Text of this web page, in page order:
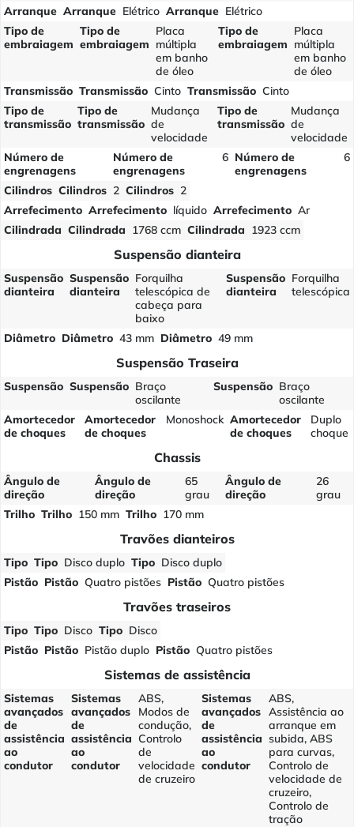
Arranque Arranque Elétrico Arranque Elétrico
Tipo de
embraiagem
Tipo de
embraiagem
Placa
múltipla
em banho
de óleo
Tipo de
embraiagem
Placa
múltipla
em banho
de óleo
Transmissão Transmissão Cinto Transmissão Cinto
Tipo de
transmissão
Tipo de
transmissão
Mudança
de
velocidade
Tipo de
transmissão
Mudança
de
velocidade
Número de
engrenagens
Número de
engrenagens
6 Número de
engrenagens
6
Cilindros Cilindros 2 Cilindros 2
Arrefecimento Arrefecimento líquido Arrefecimento Ar
Cilindrada Cilindrada 1768 ccm Cilindrada 1923 ccm
Suspensão dianteira
Suspensão
dianteira
Suspensão
dianteira
Forquilha
telescópica de
cabeça para
baixo
Suspensão
dianteira
Forquilha
telescópica
Diâmetro Diâmetro 43 mm Diâmetro 49 mm
Suspensão Traseira
Suspensão Suspensão Braço
oscilante
Suspensão Braço
oscilante
Amortecedor
de choques
Amortecedor
de choques
Monoshock Amortecedor
de choques
Duplo
choque
Chassis
Ângulo de
direção
Ângulo de
direção
65
grau
Ângulo de
direção
26
grau
Trilho Trilho 150 mm Trilho 170 mm
Travões dianteiros
Tipo Tipo Disco duplo Tipo Disco duplo
Pistão Pistão Quatro pistões Pistão Quatro pistões
Travões traseiros
Tipo Tipo Disco Tipo Disco
Pistão Pistão Pistão duplo Pistão Quatro pistões
Sistemas de assistência
Sistemas
avançados
de
assistência
ao
condutor
Sistemas
avançados
de
assistência
ao
condutor
ABS,
Modos de
condução,
Controlo
de
velocidade
de cruzeiro
Sistemas
avançados
de
assistência
ao
condutor
ABS,
Assistência ao
arranque em
subida, ABS
para curvas,
Controlo de
velocidade de
cruzeiro,
Controlo de
tração